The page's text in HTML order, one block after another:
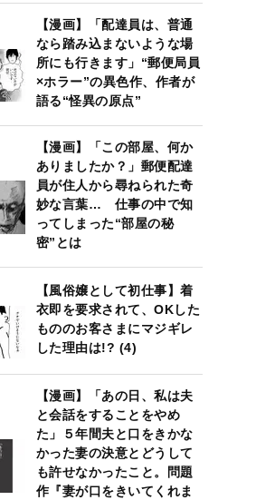
【漫画】「配達員は、普通
なら踏み込まないような場
所にも行きます」“郵便局員
×ホラー”の異色作、作者が
語る“怪異の原点”
【漫画】「この部屋、何か
ありましたか？」郵便配達
員が住人から尋ねられた奇
妙な言葉… 仕事の中で知
ってしまった“部屋の秘
密”とは
【風俗嬢として初仕事】着
衣即を要求されて、OKした
もののお客さまにマジギレ
した理由は!? (4)
【漫画】「あの日、私は夫
と会話をすることをやめ
た」５年間夫と口をきかな
かった妻の決意とどうして
も許せなかったこと。問題
作『妻が口をきいてくれま